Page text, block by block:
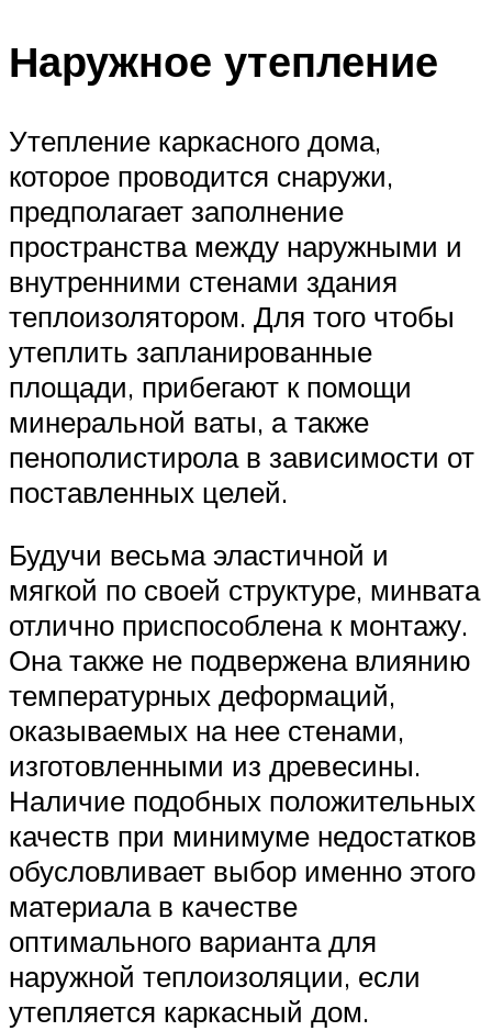
Наружное утепление
Утепление каркасного дома,
которое проводится снаружи,
предполагает заполнение
пространства между наружными и
внутренними стенами здания
теплоизолятором. Для того чтобы
утеплить запланированные
площади, прибегают к помощи
минеральной ваты, а также
пенополистирола в зависимости от
поставленных целей.
Будучи весьма эластичной и
мягкой по своей структуре, минвата
отлично приспособлена к монтажу.
Она также не подвержена влиянию
температурных деформаций,
оказываемых на нее стенами,
изготовленными из древесины.
Наличие подобных положительных
качеств при минимуме недостатков
обусловливает выбор именно этого
материала в качестве
оптимального варианта для
наружной теплоизоляции, если
утепляется каркасный дом.